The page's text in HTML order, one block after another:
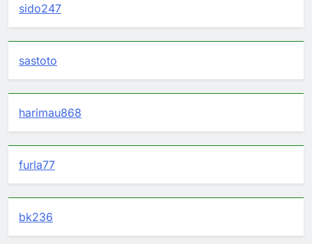
sido247
sastoto
harimau868
furla77
bk236